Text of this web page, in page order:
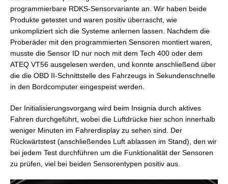
programmierbare RDKS-Sensorvariante an. Wir haben beide
Produkte getestet und waren positiv überrascht, wie
unkompliziert sich die Systeme anlernen lassen. Nachdem die
Proberäder mit den programmierten Sensoren montiert waren,
musste die Sensor ID nur noch mit dem Tech 400 oder dem
ATEQ VT56 ausgelesen werden, und konnte anschließend über
die die OBD II-Schnittstelle des Fahrzeugs in Sekundenschnelle
in den Bordcomputer eingespeist werden.
Der Initialisierungsvorgang wird beim Insignia durch aktives
Fahren durchgeführt, wobei die Luftdrücke hier schon innerhalb
weniger Minuten im Fahrerdisplay zu sehen sind. Der
Rückwärtstest (anschließendes Luft ablassen im Stand), den wir
bei jedem Test durchführen um die Funktionalität der Sensoren
zu prüfen, viel bei beiden Sensorentypen positiv aus.